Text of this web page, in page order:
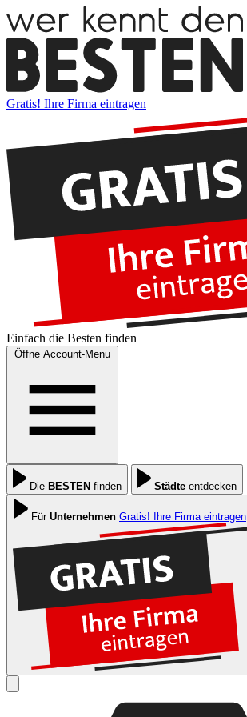
Gratis! Ihre Firma eintragen
Einfach die Besten finden
Öffne Account-Menu
Die BESTEN finden Städte entdecken
Für Unternehmen Gratis! Ihre Firma eintragen